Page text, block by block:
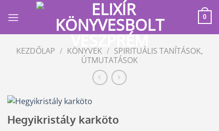
0
KEZDŐLAP / KÖNYVEK / SPIRITUÁLIS TANÍTÁSOK,
ÚTMUTATÁSOK
Hegyikristály karköto